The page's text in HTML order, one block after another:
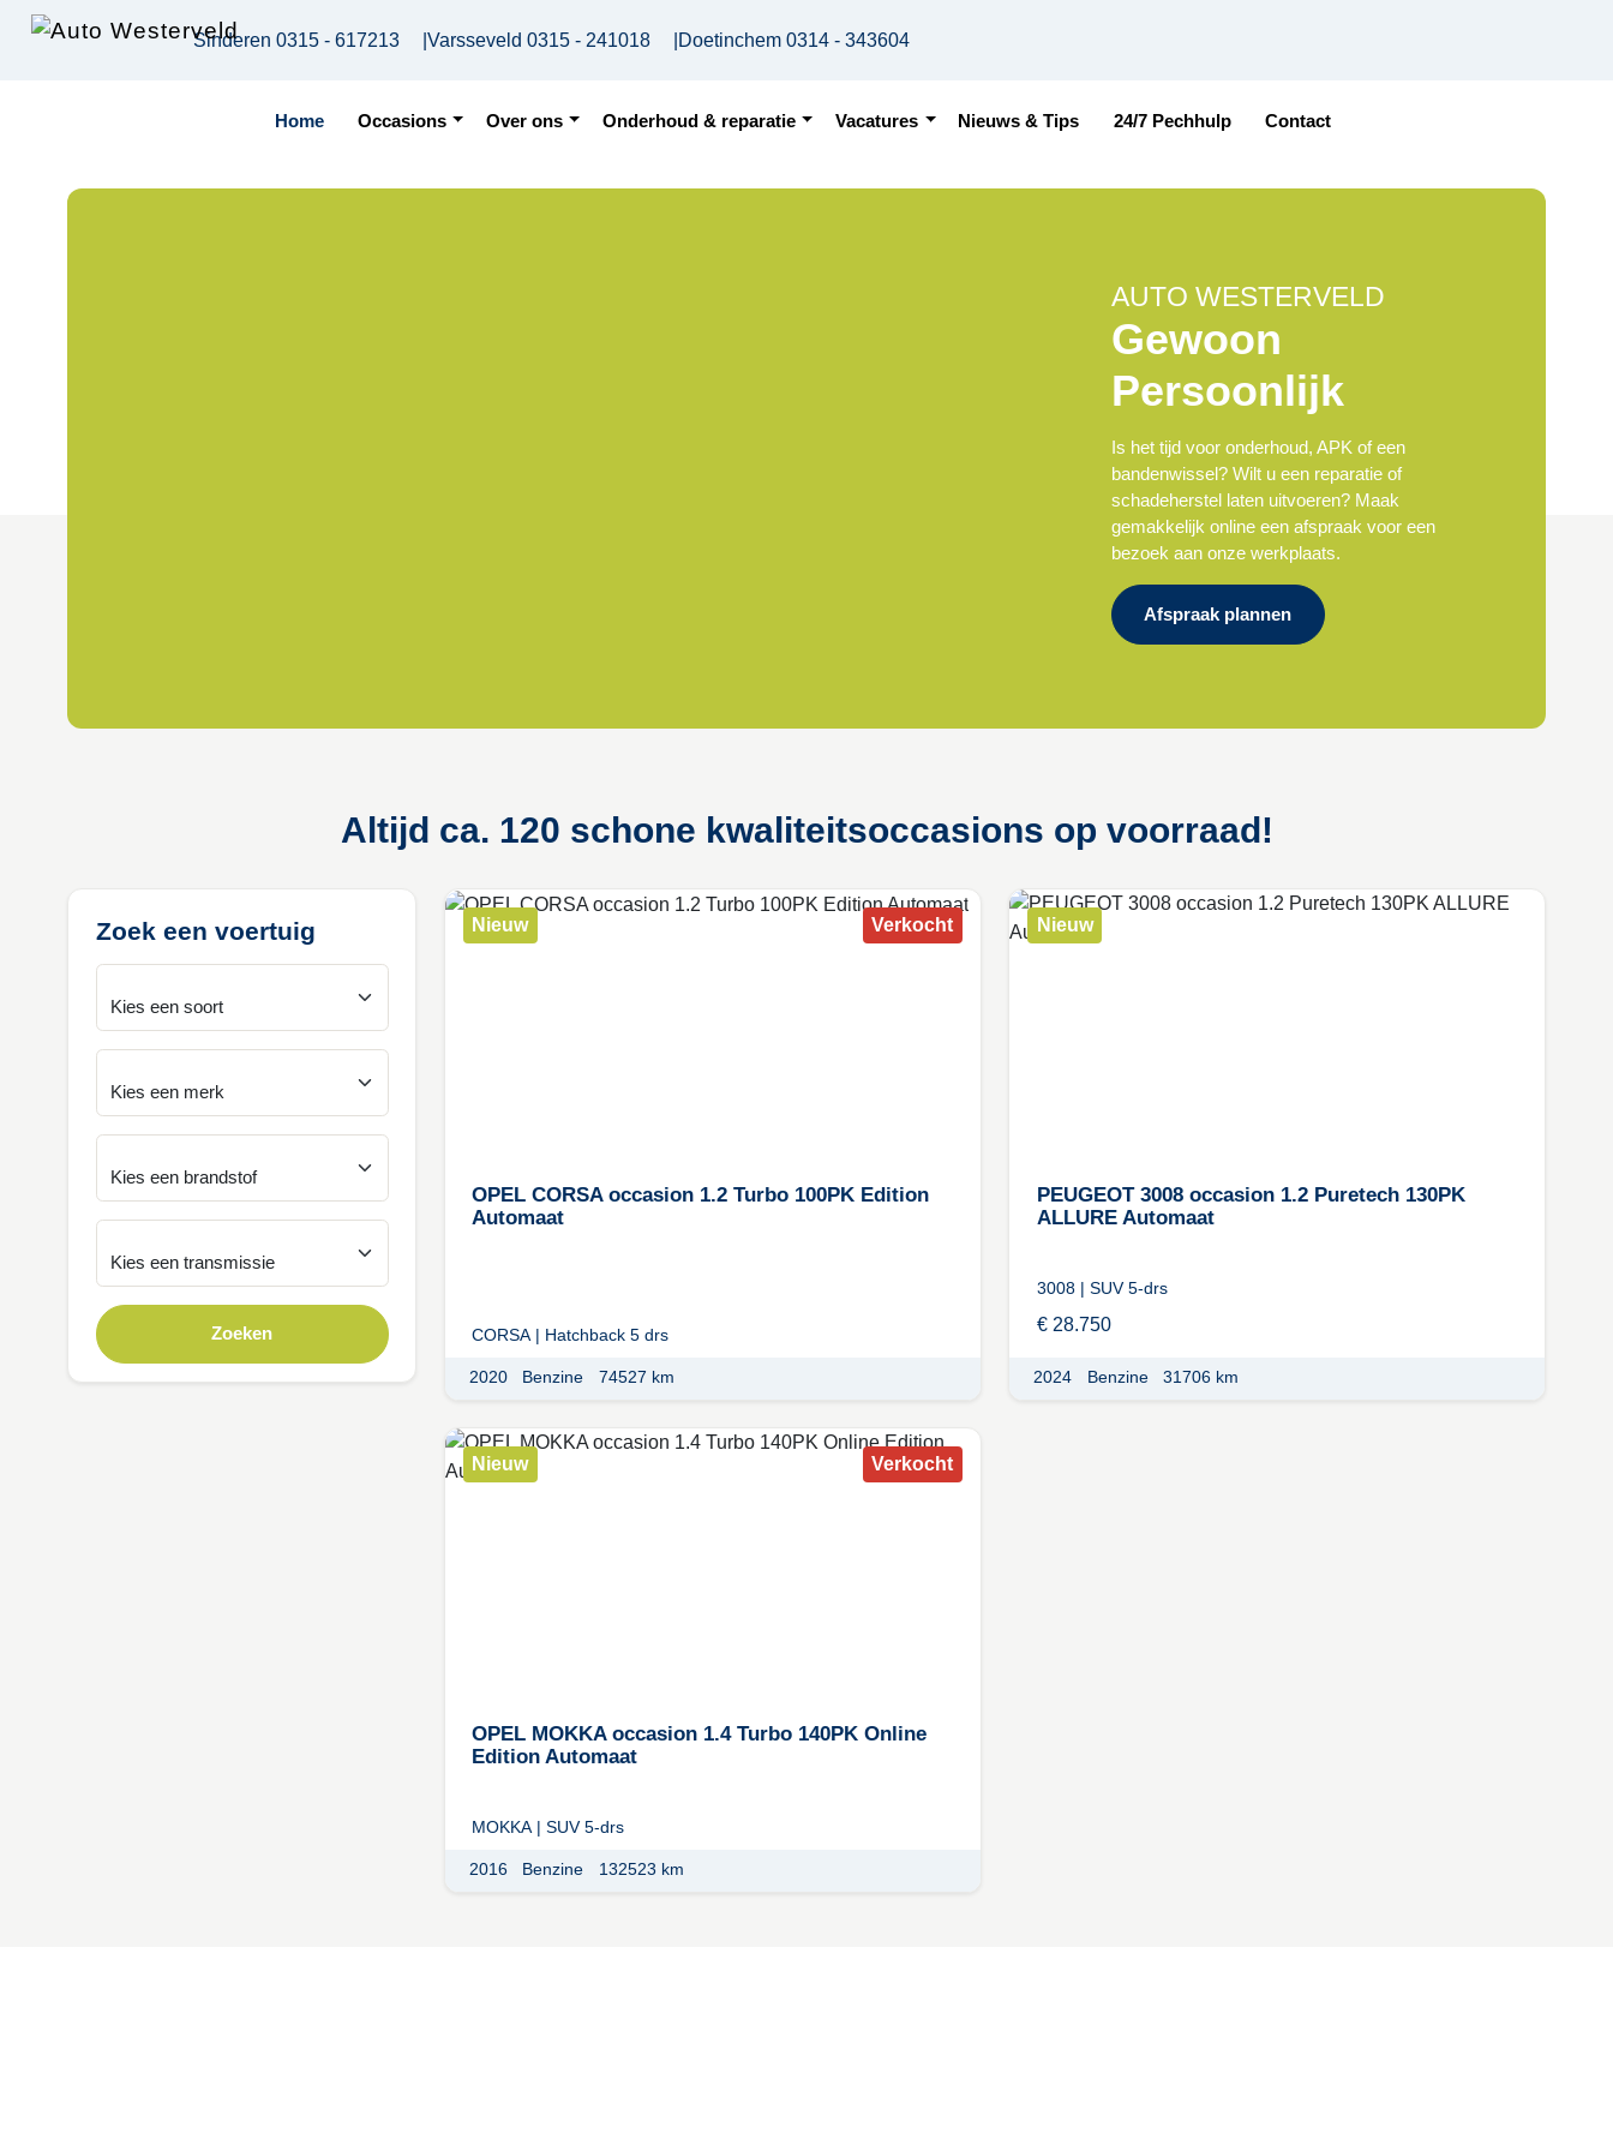
Skip to main content
Sinderen0315 - 617213 |Varsseveld0315 - 241018 Doetinchem0314 - 343604
Home Occasions Over ons Onderhoud & reparatie Vacatures Nieuws & Tips 24/7 Pechhulp Contact
AUTO WESTERVELD
Gewoon
Persoonlijk
Is het tijd voor onderhoud, APK of een
bandenwissel? Wilt u een reparatie of
schadeherstel laten uitvoeren? Maak
gemakkelijk online een afspraak voor een
bezoek aan onze werkplaats.
Afspraak plannen
Altijd ca. 120 schone kwaliteitsoccasions op voorraad!
Zoek een voertuig
Zoeken
Verkocht
Nieuw
OPEL CORSA occasion 1.2 Turbo 100PK Edition
Automaat
CORSA | Hatchback 5 drs
2020 Benzine 74527 km
Nieuw
PEUGEOT 3008 occasion 1.2 Puretech 130PK
ALLURE Automaat
3008 | SUV 5-drs
€ 28.750
2024 Benzine 31706 km
Verkocht
Nieuw
OPEL MOKKA occasion 1.4 Turbo 140PK Online
Edition Automaat
MOKKA |SUV 5-drs
2016 Benzine 132523 km